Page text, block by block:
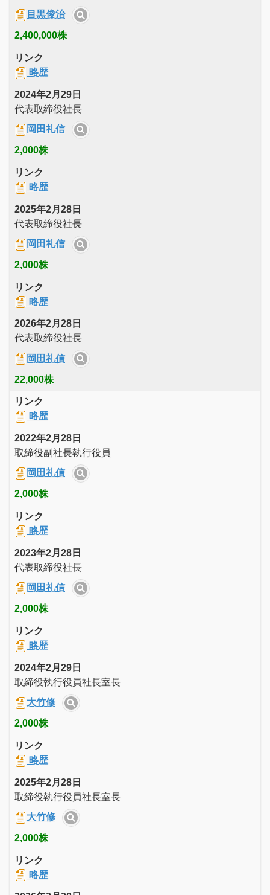
目黒俊治
2,400,000株
リンク
略歴
2024年2月29日
代表取締役社長
岡田礼信
2,000株
リンク
略歴
2025年2月28日
代表取締役社長
岡田礼信
2,000株
リンク
略歴
2026年2月28日
代表取締役社長
岡田礼信
22,000株
リンク
略歴
2022年2月28日
取締役副社長執行役員
岡田礼信
2,000株
リンク
略歴
2023年2月28日
代表取締役社長
岡田礼信
2,000株
リンク
略歴
2024年2月29日
取締役執行役員社長室長
大竹修
2,000株
リンク
略歴
2025年2月28日
取締役執行役員社長室長
大竹修
2,000株
リンク
略歴